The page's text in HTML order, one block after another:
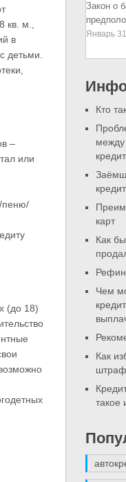
м.,
в
детьми.
–
или
пеню/
(до 18)
Закон о
Январь
Кто
между
карт
Как
Чем
Как
такое